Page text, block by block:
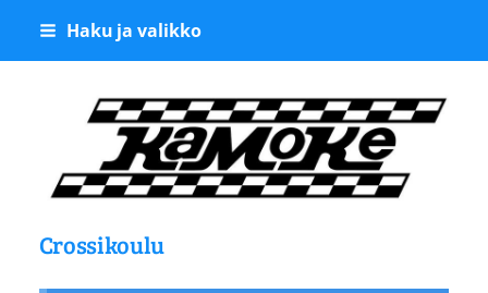
Siirry
Haku ja valikko
Kangasalan
Crossikoulu